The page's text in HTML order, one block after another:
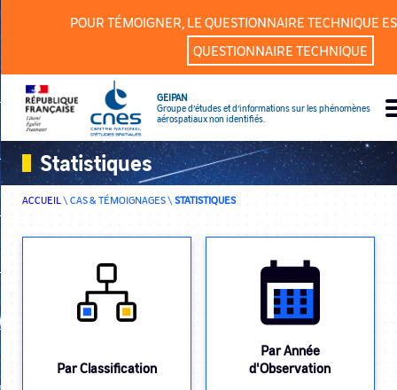
POUR TÉMOIGNER, LE QUESTIONNAIRE TECHNIQUE
QUESTIONNAIRE TECHNIQUE
GEIPAN
Groupe d’études et d’informations sur les phénomènes
aérospatiaux non identifiés.
Statistiques
ACCUEIL\ CAS & TÉMOIGNAGES\ STATISTIQUES
Par Classification
Par Année
d'Observation